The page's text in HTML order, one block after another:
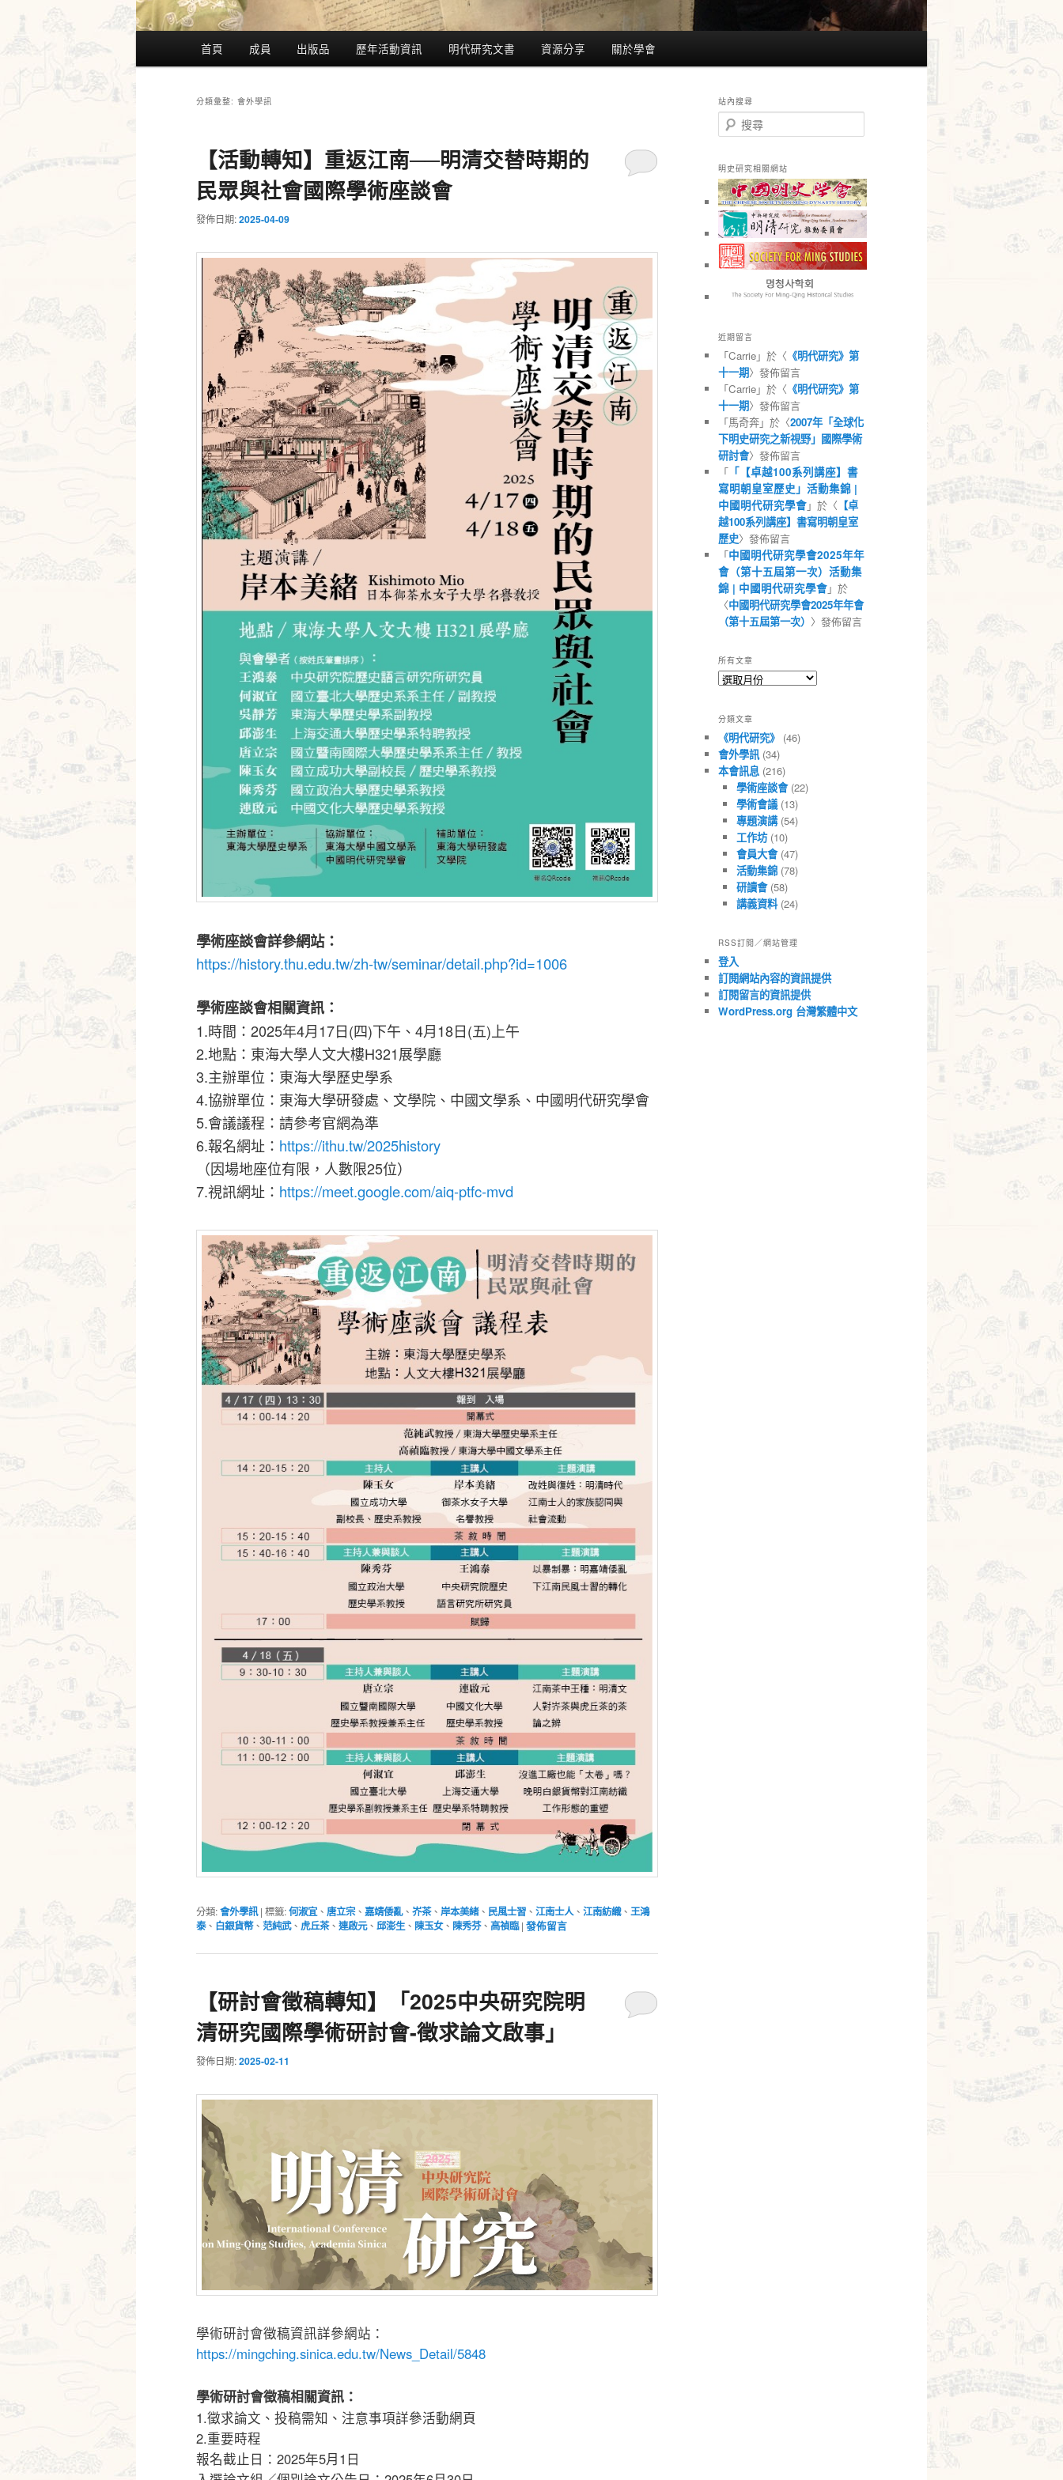
首頁 成員 出版品 歷年活動資訊 明代研究文書 資源分享 關於學會
分類彙整: 會外學訊
【活動轉知】重返江南──明清交替時期的
民眾與社會國際學術座談會
發佈日期:2025-04-09
學術座談會詳參網站：
https://history.thu.edu.tw/zh-tw/seminar/detail.php?id=1006
學術座談會相關資訊：
1.時間：2025年4月17日(四)下午、4月18日(五)上午
2.地點：東海大學人文大樓H321展學廳
3.主辦單位：東海大學歷史學系
4.協辦單位：東海大學研發處、文學院、中國文學系、中國明代研究學會
5.會議議程：請參考官網為準
6.報名網址： https://ithu.tw/2025history
（因場地座位有限，人數限25位）
7.視訊網址： https://meet.google.com/aiq-ptfc-mvd
分類:會外學訊 | 標籤:何淑宜 、 唐立宗、 嘉靖倭亂、 岕茶、 岸本美緒、 民風士習 、 江南士人 、 江南紡織、 王鴻
泰、 白銀貨幣、 范純武、 虎丘茶、 連啟元、 邱澎生 、 陳玉女、 陳秀芬、 高禎臨 | 發佈留言
【研討會徵稿轉知】「2025中央研究院明
清研究國際學術研討會-徵求論文啟事」
發佈日期:2025-02-11
學術研討會徵稿資訊詳參網站：
https://mingching.sinica.edu.tw/News_Detail/5848
學術研討會徵稿相關資訊：
1.徵求論文、投稿需知、注意事項詳參活動網頁
2.重要時程
報名截止日：2025年5月1日
站內搜尋
搜
尋
明史研究相關網站
近期留言
「Carrie」於〈 《明代研究》第
十一期〉發佈留言
「Carrie」於〈 《明代研究》第
十一期〉發佈留言
「馬奇奔」於〈2007年「全球化
下明史研究之新視野」國際學術
研討會〉發佈留言
「 「【卓越100系列講座】書
寫明朝皇室歷史」活動集錦 |
中國明代研究學會」於〈 【卓
越100系列講座】書寫明朝皇室
歷史〉發佈留言
「中國明代研究學會2025年年
會（第十五屆第一次）活動集
錦 | 中國明代研究學會」於
〈中國明代研究學會2025年年會
（第十五屆第一次） 〉發佈留言
所有文章
所
章
分類文章
《明代研究》 (46)
會外學訊 (34)
本會訊息 (216)
學術座談會(22)
學術會議(13)
專題演講(54)
工作坊(10)
會員大會(47)
活動集錦(78)
研讀會(58)
講義資料(24)
RSS訂閱／網站管理
登入
訂閱網站內容的資訊提供
訂閱留言的資訊提供
WordPress.org 台灣繁體中文